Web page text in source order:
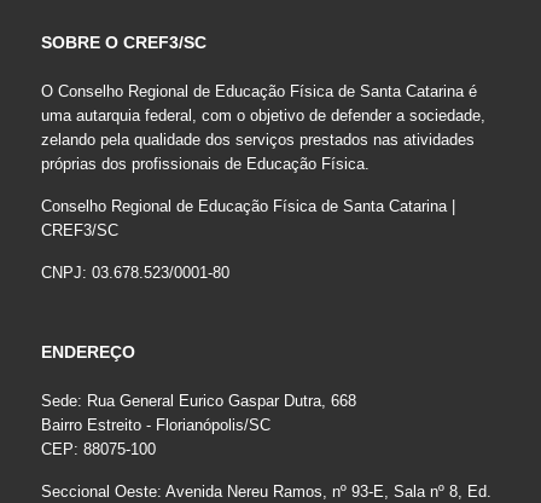
SOBRE O CREF3/SC
O Conselho Regional de Educação Física de Santa Catarina é
uma autarquia federal, com o objetivo de defender a sociedade,
zelando pela qualidade dos serviços prestados nas atividades
próprias dos profissionais de Educação Física.
Conselho Regional de Educação Física de Santa Catarina |
CREF3/SC
CNPJ: 03.678.523/0001-80
ENDEREÇO
Sede: Rua General Eurico Gaspar Dutra, 668
Bairro Estreito - Florianópolis/SC
CEP: 88075-100
Seccional Oeste: Avenida Nereu Ramos, nº 93-E, Sala nº 8, Ed.